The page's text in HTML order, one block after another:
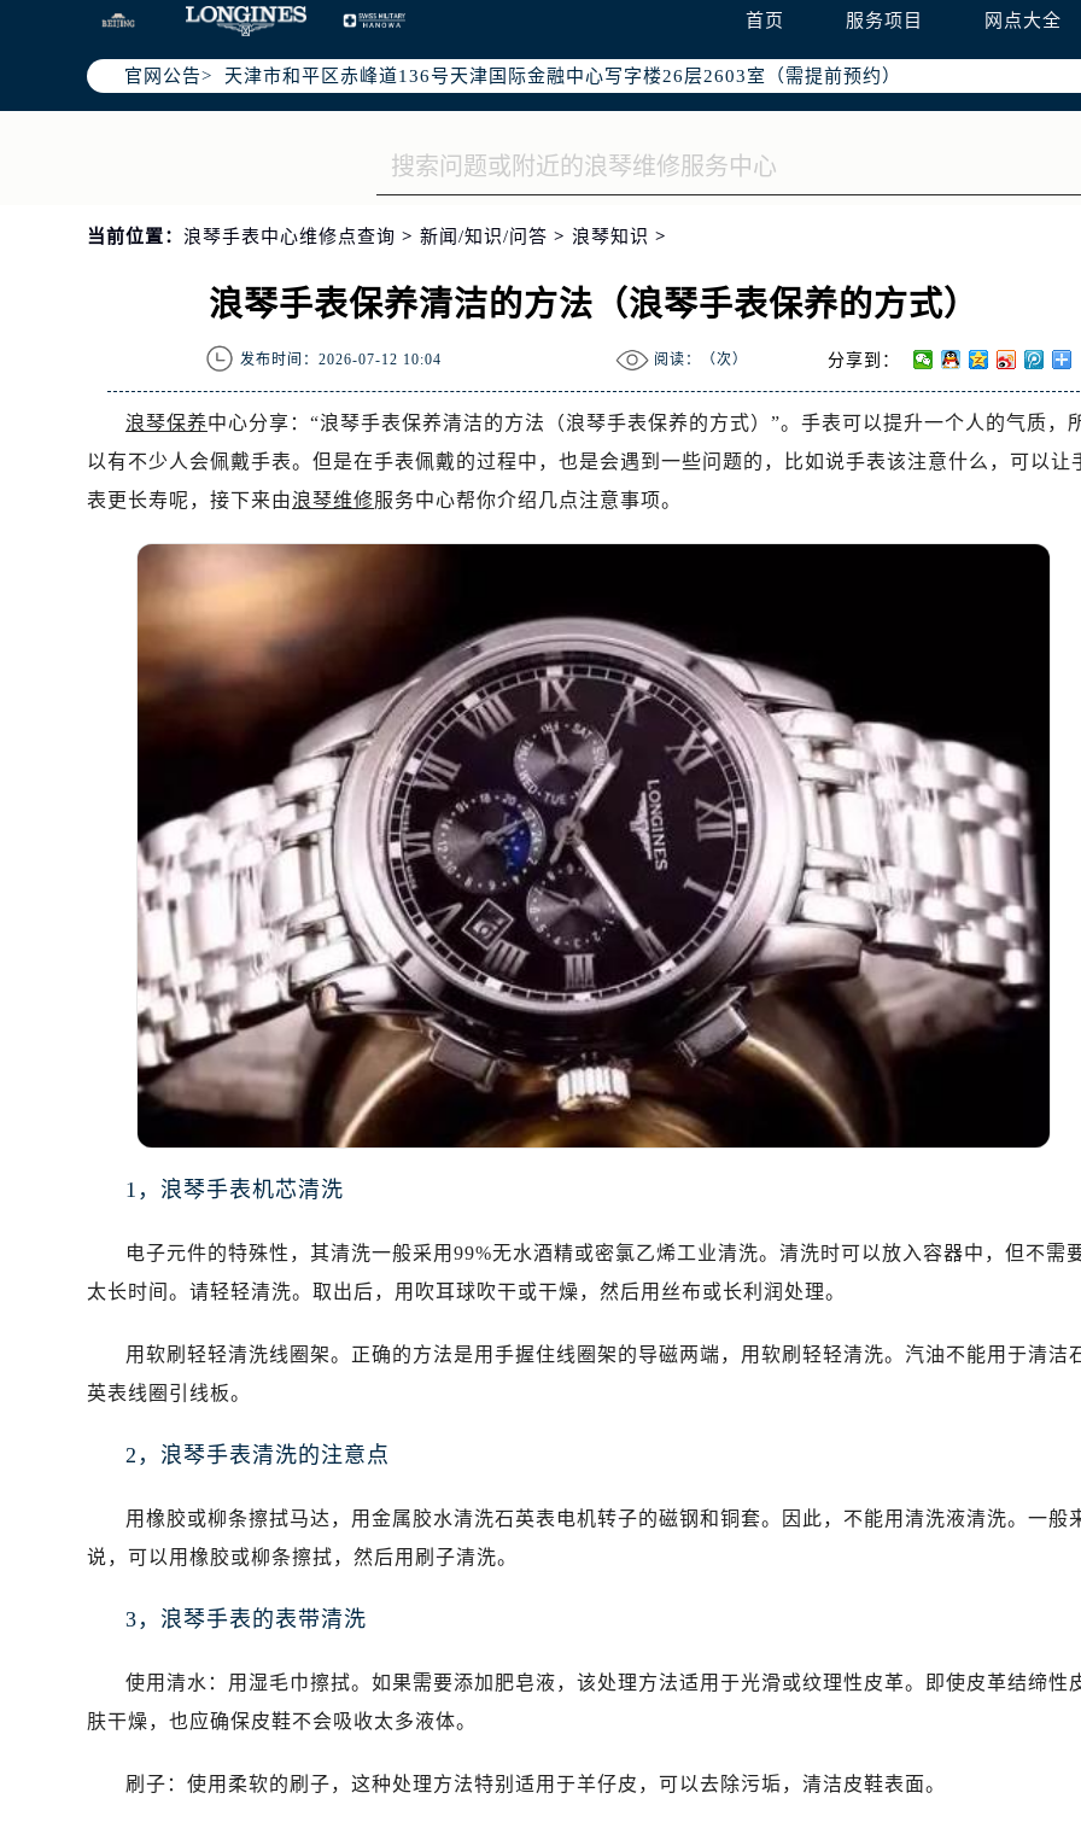
首页 服务项目 网点大全
官网公告>
北京市东城区东长安街1号东方广场写字楼W3座6层602室（需提前预约）
北京市朝阳区建国门外大街甲6号华熙国际中心写字楼D座11层1102室（需提前预约）
天津市和平区赤峰道136号天津国际金融中心写字楼26层2603室（需提前预约）
上海市徐汇区虹桥路3号港汇中心写字楼2座37层3705室（需提前预约）
南京市秦淮区中山南路1号（新街口）南京中心写字楼22层C1-1室（需提前预约）
徐州市鼓楼区淮海东路29号苏宁广场IFC国际金融中心写字楼35层3508室（需提前预约）
盐城市盐都区世纪大道5号盐城金融城写字楼1号楼16层1604室（需提前预约）
泰州市海陵区永定东路399号置地商务中心东塔写字楼（华润万象城）17层1706室（需提前预约）
杭州市上城区钱江路1366号华润大厦写字楼A座5层503-5室（需提前预约）
金华市金东区东市南街777号金华万达广场写字楼4号楼22层2209室（需提前预约）
嘉兴市南湖区广益路705号嘉兴世界贸易中心写字楼A座13层1304室（需提前预约）
南昌市红谷滩新区红谷中大道998号绿地双子塔（中央广场）A1座办公楼14层07室（需提前预约）
广州市天河区天河路230号万菱汇国际中心写字楼A塔7层704室（需提前预约）
广州市越秀区环市东路371-375号世界贸易中心大厦南塔写字楼15层07室（需提前预约）
深圳市罗湖区深南东路5001号华润大厦写字楼17层1701室（需提前预约）
惠州市惠城区江北文昌一路7号华贸大厦写字楼1座30层05室（需提前预约）
厦门市思明区湖滨东路95号华润大厦写字楼B座11层1104室（需提前预约）
福州市鼓楼区五四路128-1号恒力城写字楼15层03室（需提前预约）
成都市锦江区人民东路6号SAC东原中心写字楼24层2406B室（需提前预约）
重庆市江北区观音桥步行街2号融恒时代广场写字楼9层902室（需提前预约）
长沙市芙蓉区定王台街道建湘路393号世茂环球金融中心写字楼（芙蓉广场）10层13室（需提前预约）
郑州市二七区铭功路10号华润大厦写字楼29层2905室（需提前预约）
太原市迎泽区解放路15号亨得利名表服务中心（品牌授权店）3层整层（需提前预约）
沈阳市沈河区中街路137号亨得利名表服务中心（品牌授权店）1层整层（需提前预约）
沈阳市沈河区中街路83号亨得利名表服务中心（品牌授权店）1层整层（需提前预约）
乌鲁木齐市天山区红山路26号时代广场（CCMALL）C座17层17-B（需提前预约）
温州市鹿城区锦绣路1067号置信广场10层1015室（需提前预约）
哈尔滨市道里区友谊西路600号富力中心T2座写字楼29层03室（需提前预约）
佛山市禅城区季华五路57号万科金融中心C座12层1205室（需提前预约）
无锡市梁溪区人民中路139号恒隆广场写字楼1座11层1104室（需提前预约）
南通市崇川区工农路57号圆融广场写字楼16层1603室（需提前预约）
武汉市江汉区解放大道686号世界贸易大厦38层09室（需提前预约）
南宁市青秀区金湖路59号地王大厦12楼1224室（需提前预约）
泉州市丰泽区宝洲路729号浦西万达中心写字楼A座7楼709室（需提前预约）
烟台市芝罘区胜利路139号万达金融中心A座907室（需提前预约）
长春市朝阳区西安大路727号中银大厦A座(旺进大厦)18层09室（需提前预约）
昆明市盘龙区北京路928号同德昆明广场写字楼10层06室（需提前预约）
西安市碑林区南关正街88号华侨城长安国际中心E座6楼10室（需提前预约）
海口市龙华区金贸东路5号海口华润大厦B座17层1707室（需提前预约）
台州市椒江区东海大道1800号腾达中心东1幢20楼2002室（需提前预约）
当前位置： 浪琴手表中心维修点查询 > 新闻/知识/问答 > 浪琴知识 >
浪琴手表保养清洁的方法（浪琴手表保养的方式）
发布时间：2026-07-12 10:04 阅读：（次） 分享到：
浪琴保养中心分享：“浪琴手表保养清洁的方法（浪琴手表保养的方式）”。手表可以提升一个人的气质，
以有不少人会佩戴手表。但是在手表佩戴的过程中，也是会遇到一些问题的，比如说手表该注意什么，可以让
表更长寿呢，接下来由浪琴维修服务中心帮你介绍几点注意事项。
1，浪琴手表机芯清洗
电子元件的特殊性，其清洗一般采用99%无水酒精或密氯乙烯工业清洗。清洗时可以放入容器中，但不需
太长时间。请轻轻清洗。取出后，用吹耳球吹干或干燥，然后用丝布或长利润处理。
用软刷轻轻清洗线圈架。正确的方法是用手握住线圈架的导磁两端，用软刷轻轻清洗。汽油不能用于清洁
英表线圈引线板。
2，浪琴手表清洗的注意点
用橡胶或柳条擦拭马达，用金属胶水清洗石英表电机转子的磁钢和铜套。因此，不能用清洗液清洗。一般
说，可以用橡胶或柳条擦拭，然后用刷子清洗。
3，浪琴手表的表带清洗
使用清水：用湿毛巾擦拭。如果需要添加肥皂液，该处理方法适用于光滑或纹理性皮革。即使皮革结缔性
肤干燥，也应确保皮鞋不会吸收太多液体。
刷子：使用柔软的刷子，这种处理方法特别适用于羊仔皮，可以去除污垢，清洁皮鞋表面。